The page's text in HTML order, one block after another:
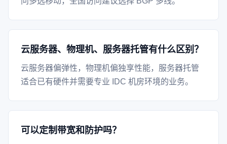
云服务器、物理机、服务器托管有什么区别？
云服务器偏弹性，物理机偏独享性能，服务器托管
适合已有硬件并需要专业 IDC 机房环境的业务。
可以定制带宽和防护吗？